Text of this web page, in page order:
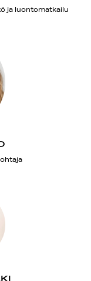
ja luontomatkailu